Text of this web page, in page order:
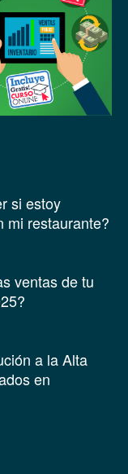
si estoy
mi restaurante?
ventas de tu
a la Alta
en